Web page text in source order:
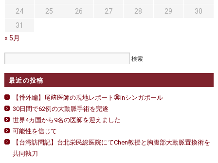
24
25 26 27 28 29
30
31
« 5月
最近の投稿
【番外編】尾﨑医師の現地レポート㉚inシンガポール
30日間で62例の大動脈手術を完遂
世界4カ国から9名の医師を迎えました
可能性を信じて
【台湾訪問記】台北栄民総医院にてChen教授と胸腹部大動脈置換術を
共同執刀